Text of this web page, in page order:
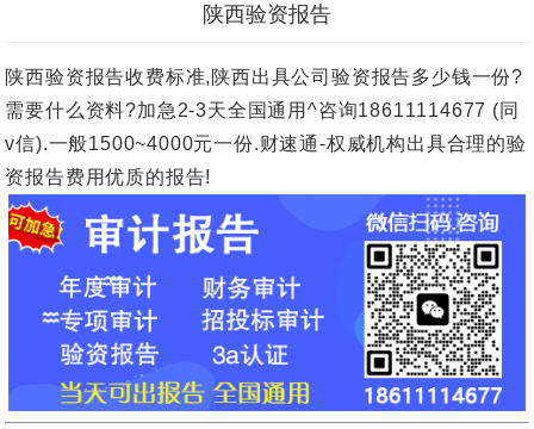
陕西验资报告
陕西验资报告收费标准,陕西出具公司验资报告多少钱一份?
需要什么资料?加急2-3天全国通用^咨询18611114677 (同
v信).一般1500~4000元一份.财速通-权威机构出具合理的验
资报告费用优质的报告!